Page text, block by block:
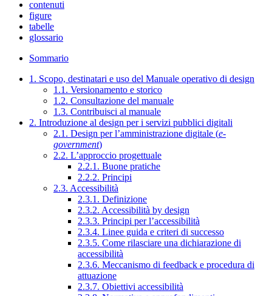
contenuti
figure
tabelle
glossario
Sommario
1. Scopo, destinatari e uso del Manuale operativo di design
1.1. Versionamento e storico
1.2. Consultazione del manuale
1.3. Contribuisci al manuale
2. Introduzione al design per i servizi pubblici digitali
2.1. Design per l’amministrazione digitale (e-
government)
2.2. L’approccio progettuale
2.2.1. Buone pratiche
2.2.2. Principi
2.3. Accessibilità
2.3.1. Definizione
2.3.2. Accessibilità by design
2.3.3. Principi per l’accessibilità
2.3.4. Linee guida e criteri di successo
2.3.5. Come rilasciare una dichiarazione di
accessibilità
2.3.6. Meccanismo di feedback e procedura di
attuazione
2.3.7. Obiettivi accessibilità